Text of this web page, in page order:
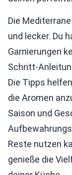
Die
und lecker. Du
Garnierungen
Schritt-
Die Tipps
die Aromen
Saison und
Reste nutzen
genieße die